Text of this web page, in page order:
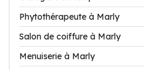
Phytothérapeute à Marly
Salon de coiffure à Marly
Menuiserie à Marly